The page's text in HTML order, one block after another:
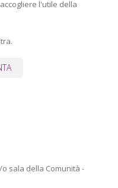
l'utile della
o sala della Comunità -